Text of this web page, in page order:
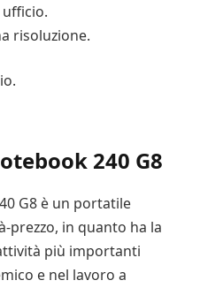
ufficio.
risoluzione.
240 G8
G8 è un portatile
prezzo, in quanto ha la
più importanti
e nel lavoro a